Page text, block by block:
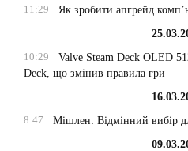
11:29
Як зробити апгрейд
10:29
Valve Steam Deck OLED
Deck, що змінив правила гри
8:47
Мішлен: Відмінний вибір